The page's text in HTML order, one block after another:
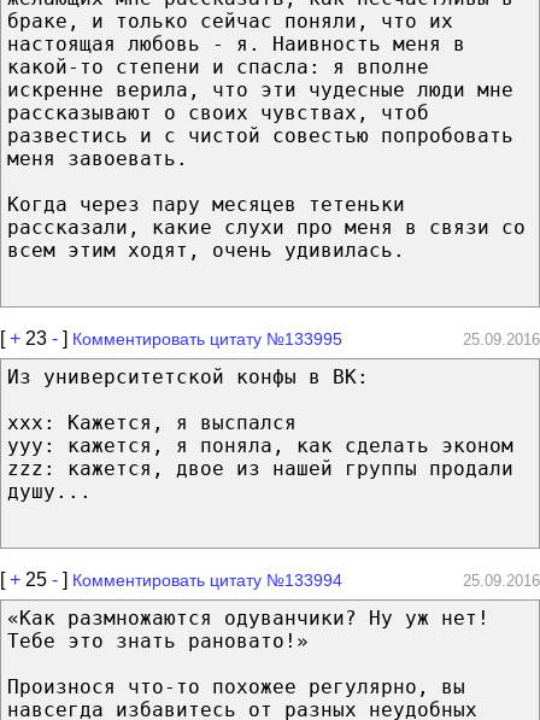
браке, и только сейчас поняли, что их
настоящая любовь - я. Наивность меня в
какой-то степени и спасла: я вполне
искренне верила, что эти чудесные люди мне
рассказывают о своих чувствах, чтоб
развестись и с чистой совестью попробовать
меня завоевать.
Когда через пару месяцев тетеньки
рассказали, какие слухи про меня в связи со
всем этим ходят, очень удивилась.
[+ 23 - ] Комментировать цитату №133995 25.09.2016
Из университетской конфы в ВК:
xxx: Кажется, я выспался
yyy: кажется, я поняла, как сделать эконом
zzz: кажется, двое из нашей группы продали
душу...
[+ 25 - ] Комментировать цитату №133994 25.09.2016
«Как размножаются одуванчики? Ну уж нет!
Тебе это знать рановато!»
Произнося что-то похожее регулярно, вы
навсегда избавитесь от разных неудобных